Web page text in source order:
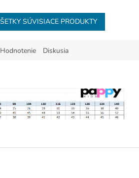
SÚVISIACE PRODUKTY
Hodnotenie Diskusia